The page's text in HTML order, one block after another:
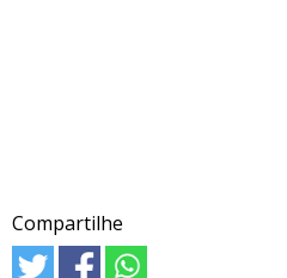
Compartilhe